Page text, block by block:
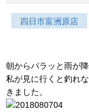
四日市富洲原店
朝からパラッと雨が降
私が見に行くと釣れ
きました。